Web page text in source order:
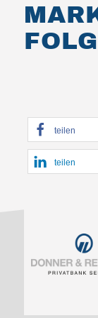
teilen
teilen